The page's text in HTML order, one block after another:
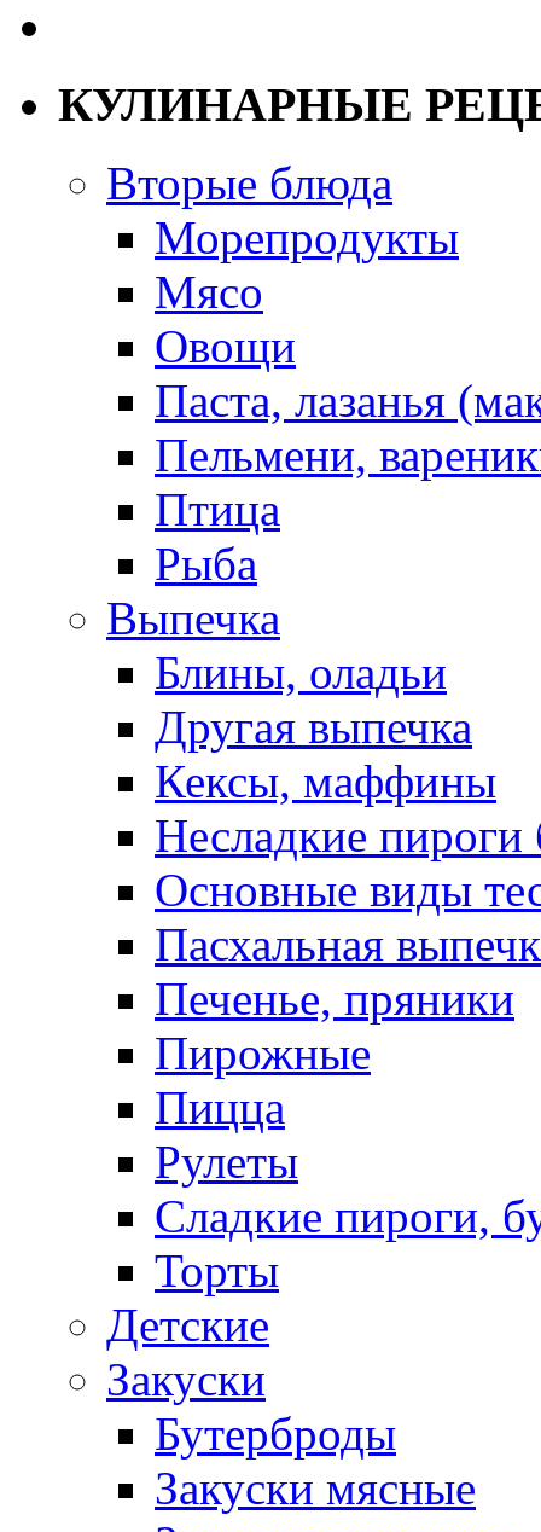
КУЛИНАРНЫЕ
Вторые блюда
Морепродукты
Мясо
Овощи
Паста, лазанья
Пельмени,
Птица
Рыба
Выпечка
Блины, оладьи
Другая выпечка
Кексы, маффины
Несладкие пироги
Основные виды
Пасхальная
Печенье, пряники
Пирожные
Пицца
Рулеты
Сладкие пироги,
Торты
Детские
Закуски
Бутерброды
Закуски мясные